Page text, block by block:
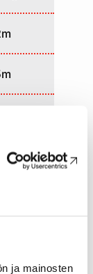
ja mainosten
x